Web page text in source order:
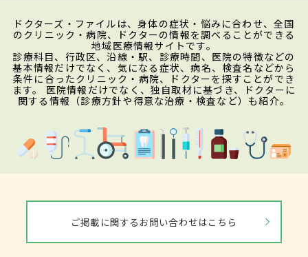
ドクターズ・ファイルは、身体の症状・悩みに合わせ、全国
のクリニック・病院、ドクターの情報を調べることができる
地域医療情報サイトです。
診療科目、行政区、沿線・駅、診療時間、医院の特徴などの
基本情報だけでなく、気になる症状、病名、検査名などから
条件に合ったクリニック・病院、ドクターを探すことができ
ます。 医院情報だけでなく、独自取材に基づき、ドクターに
関する情報（診療方針や得意な治療・検査など）も紹介。
ご掲載に関するお問い合わせはこちら